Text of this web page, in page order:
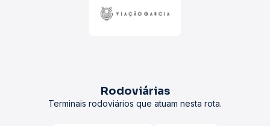
Rodoviárias
Terminais rodoviários que atuam nesta rota.